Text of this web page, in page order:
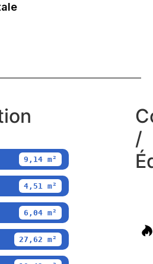
9,14 m²
4,51 m²
6,04 m²
27,62 m²
/